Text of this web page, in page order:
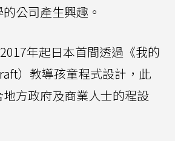
公司產生興趣。
年起日本首間透過《我的
）教導孩童程式設計，此
方政府及商業人士的程設